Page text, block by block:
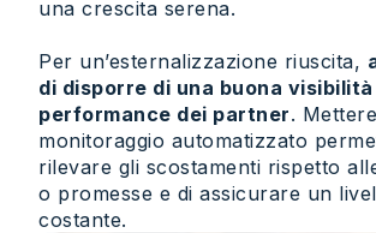
una crescita serena.
Per un’esternalizzazione riuscita,
di disporre di una buona
performance dei partner.
monitoraggio automatizzato
rilevare gli scostamenti rispetto
o promesse e di assicurare un
costante.